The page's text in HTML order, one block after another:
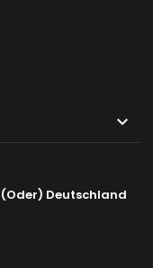

Deutschland